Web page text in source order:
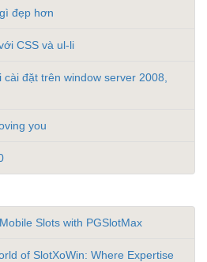
đẹp hơn
CSS và ul-li
đặt trên window server 2008,
you
Slots with PGSlotMax
of SlotXoWin: Where Expertise